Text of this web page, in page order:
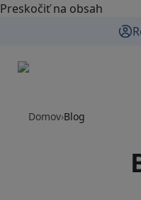
Preskočiť na obsah
Domov›Blog